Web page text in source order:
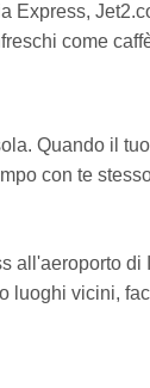
come
Quando il
con te
all'aeroporto
vicini,